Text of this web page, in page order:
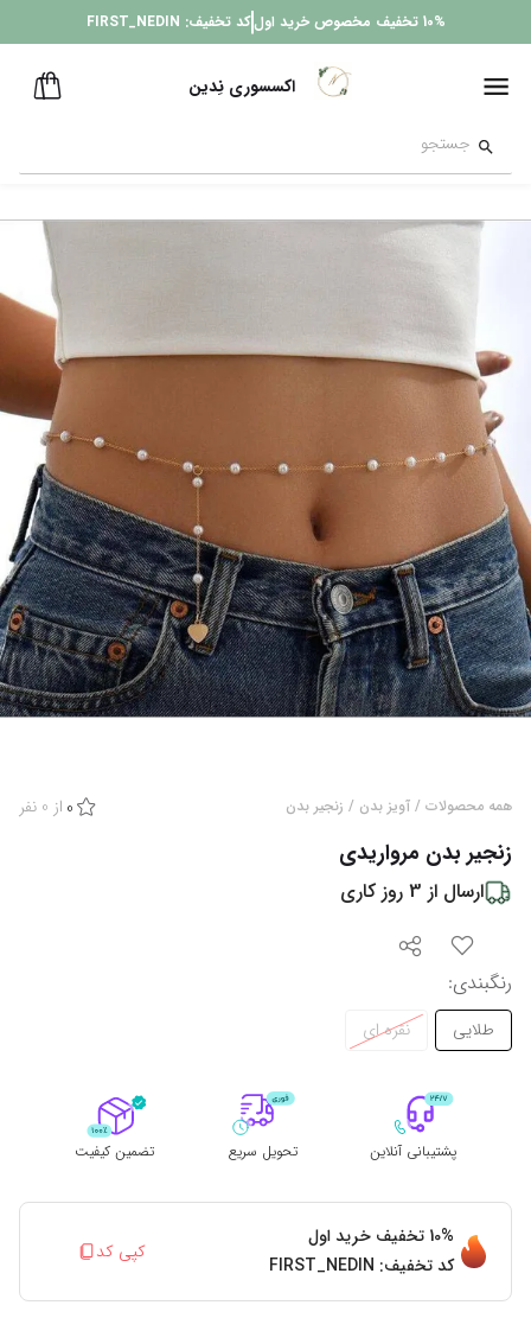
10% تخفیف مخصوص خرید اولکد تخفیف: FIRST_NEDIN
اکسسوری نِدین
همه محصولات / آویز بدن / زنجیر بدن 0 از 0 نفر
زنجیر بدن مرواریدی
ارسال از 3 روز کاری
رنگبندی:
طلایی نقره ای
پشتیبانی آنلاین تحویل سریع تضمین کیفیت
10% تخفیف خرید اول
کد تخفیف: FIRST_NEDIN
کپی کد